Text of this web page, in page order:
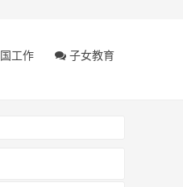
工作 子女教育